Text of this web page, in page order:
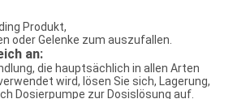
Produkt,
oder Gelenke zum auszufallen.
an:
die hauptsächlich in allen Arten
wird, lösen Sie sich, Lagerung,
Dosierpumpe zur Dosislösung auf.